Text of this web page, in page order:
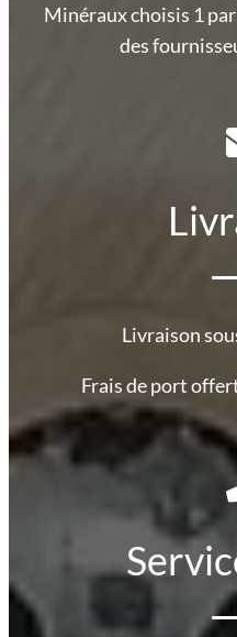
Minéraux choisis 1
des
Livraison
Frais de port